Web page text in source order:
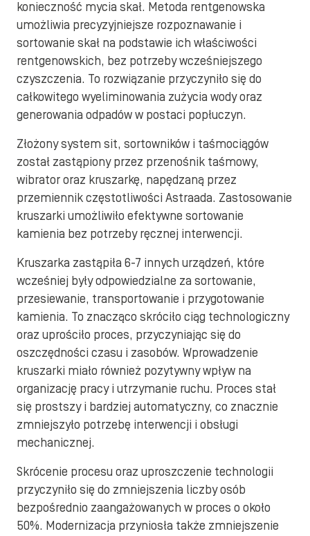
konieczność mycia skał. Metoda rentgenowska
umożliwia precyzyjniejsze rozpoznawanie i
sortowanie skał na podstawie ich właściwości
rentgenowskich, bez potrzeby wcześniejszego
czyszczenia. To rozwiązanie przyczyniło się do
całkowitego wyeliminowania zużycia wody oraz
generowania odpadów w postaci popłuczyn.
Złożony system sit, sortowników i taśmociągów
został zastąpiony przez przenośnik taśmowy,
wibrator oraz kruszarkę, napędzaną przez
przemiennik częstotliwości Astraada. Zastosowanie
kruszarki umożliwiło efektywne sortowanie
kamienia bez potrzeby ręcznej interwencji.
Kruszarka zastąpiła 6-7 innych urządzeń, które
wcześniej były odpowiedzialne za sortowanie,
przesiewanie, transportowanie i przygotowanie
kamienia. To znacząco skróciło ciąg technologiczny
oraz uprościło proces, przyczyniając się do
oszczędności czasu i zasobów. Wprowadzenie
kruszarki miało również pozytywny wpływ na
organizację pracy i utrzymanie ruchu. Proces stał
się prostszy i bardziej automatyczny, co znacznie
zmniejszyło potrzebę interwencji i obsługi
mechanicznej.
Skrócenie procesu oraz uproszczenie technologii
przyczyniło się do zmniejszenia liczby osób
bezpośrednio zaangażowanych w proces o około
50%. Modernizacja przyniosła także zmniejszenie